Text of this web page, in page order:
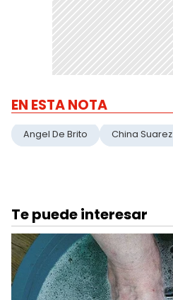
EN ESTA NOTA
Angel De Brito China Suarez